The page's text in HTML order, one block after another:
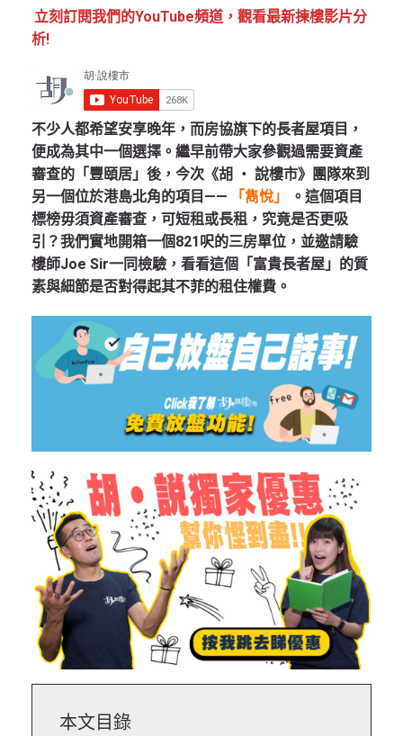
立刻訂閱我們的YouTube頻道，觀看最新揀樓影片分
析!
不少人都希望安享晚年，而房協旗下的長者屋項目，
便成為其中一個選擇。繼早前帶大家參觀過需要資產
審查的「豐頤居」後，今次《胡 ‧ 說樓市》團隊來到
另一個位於港島北角的項目——
「雋悅 」
。這個項目
標榜毋須資產審查，可短租或長租，究竟是否更吸
引？我們實地開箱一個821呎的三房單位，並邀請驗
樓師Joe Sir一同檢驗，看看這個「富貴長者屋」的質
素與細節是否對得起其不菲的租住權費。
本文目錄